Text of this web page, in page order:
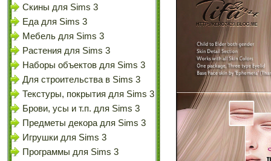
Скины для Sims 3
Еда для Sims 3
Мебель для Sims 3
Растения для Sims 3
Наборы объектов для Sims 3
Для строительства в Sims 3
Текстуры, покрытия для Sims 3
Брови, усы и т.п. для Sims 3
Предметы декора для Sims 3
Игрушки для Sims 3
Программы для Sims 3